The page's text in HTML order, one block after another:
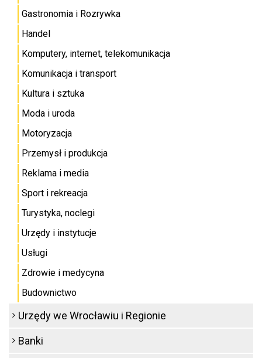
Gastronomia i Rozrywka
Handel
Komputery, internet, telekomunikacja
Komunikacja i transport
Kultura i sztuka
Moda i uroda
Motoryzacja
Przemysł i produkcja
Reklama i media
Sport i rekreacja
Turystyka, noclegi
Urzędy i instytucje
Usługi
Zdrowie i medycyna
Budownictwo
Urzędy we Wrocławiu i Regionie
Banki